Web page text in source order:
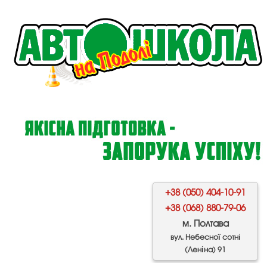
+38 (050) 404-10-91
+38 (068) 880-79-06
м. Полтава
вул. Небесної сотні
(Леніна) 91